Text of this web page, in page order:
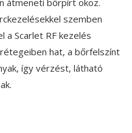
átmeneti bőrpírt okoz.
szemben
a Scarlet RF kezelés
hat, a bőrfelszínt
így vérzést, látható